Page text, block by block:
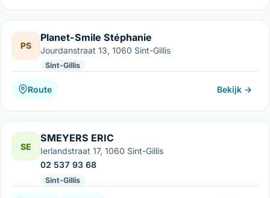
PS
Planet-Smile Stéphanie
Jourdanstraat 13, 1060 Sint-Gillis
Sint-Gillis
Route Bekijk →
SE
SMEYERS ERIC
Ierlandstraat 17, 1060 Sint-Gillis
02 537 93 68
Sint-Gillis